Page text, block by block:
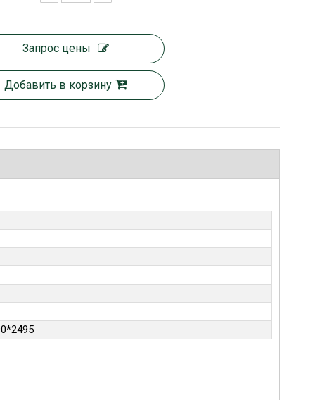
Запрос цены
Добавить в корзину